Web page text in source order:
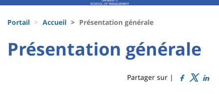
Recherche
Block
liste
des
composantes
d'Ariane
Portail Accueil Présentation générale
University
University
Titre
Présentation générale
Partager sur |